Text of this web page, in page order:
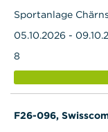
Sportanlage
05.10.2026 -
8
F26-096,